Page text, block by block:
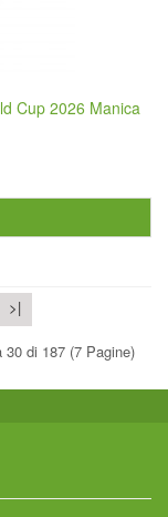
Cup 2026 Manica
>|
di 187 (7 Pagine)